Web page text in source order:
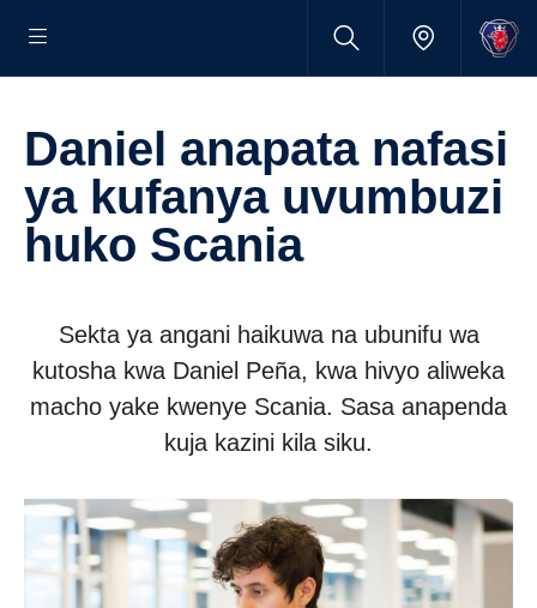
Daniel anapata nafasi
ya kufanya uvumbuzi
huko Scania
Sekta ya angani haikuwa na ubunifu wa
kutosha kwa Daniel Peña, kwa hivyo aliweka
macho yake kwenye Scania. Sasa anapenda
kuja kazini kila siku.